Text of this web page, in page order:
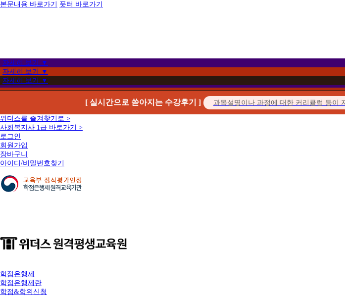
본문내용 바로가기 풋터 바로가기
자세히 보기 ▼
자세히 보기 ▼
자세히 보기 ▼
[ 실시간으로 쏟아지는 수강후기 ]
위더스를 즐겨찾기로 >
사회복지사 1급 바로가기 >
로그인
회원가입
장바구니
아이디/비밀번호찾기
학점은행제
학점은행제란
학점&학위신청